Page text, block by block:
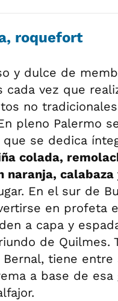
, roquefort
y dulce de
vez que
no
pleno Palermo
que se dedica
colada,
naranja,
En el sur de
en profeta
a capa y
de Quilmes.
tiene
a base de